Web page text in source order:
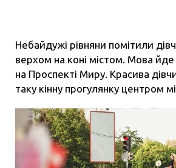
Небайдужі рівняни помітили
верхом на коні містом. Мова
на Проспекті Миру. Красива
таку кінну прогулянку центром